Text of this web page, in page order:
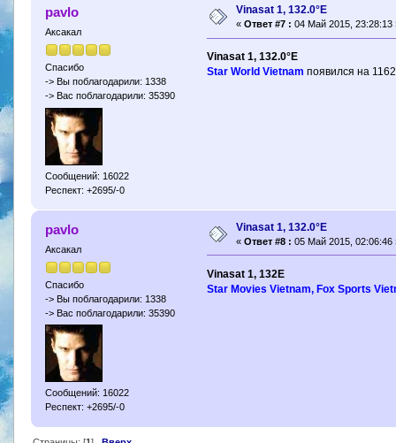
pavlo
Аксакал
Спасибо
-> Вы поблагодарили: 1338
-> Вас поблагодарили: 35390
Сообщений: 16022
Респект: +2695/-0
Vinasat 1, 132.0°E
« Ответ #7 : 04 Май 2015, 23:28:13
Vinasat 1, 132.0°E
Star World Vietnam появился на
pavlo
Аксакал
Спасибо
-> Вы поблагодарили: 1338
-> Вас поблагодарили: 35390
Сообщений: 16022
Респект: +2695/-0
Vinasat 1, 132.0°E
« Ответ #8 : 05 Май 2015, 02:06:46
Vinasat 1, 132E
Star Movies Vietnam, Fox Sports